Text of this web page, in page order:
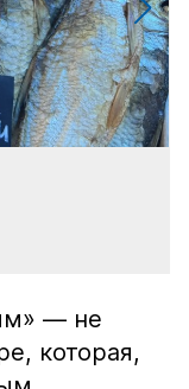
— не
которая,